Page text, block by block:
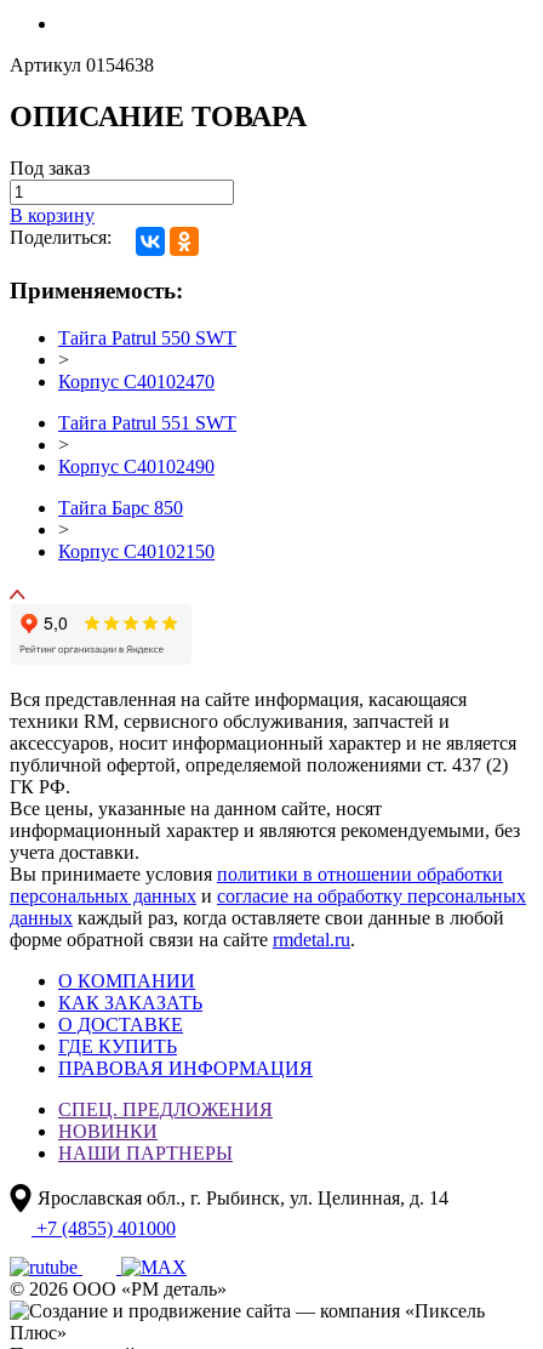
Артикул 0154638
ОПИСАНИЕ ТОВАРА
Под заказ
В корзину
Поделиться:
Применяемость:
Тайга Patrul 550 SWT
>
Корпус С40102470
Тайга Patrul 551 SWT
>
Корпус С40102490
Тайга Барс 850
>
Корпус С40102150
Вся представленная на сайте информация, касающаяся
техники RM, сервисного обслуживания, запчастей и
аксессуаров, носит информационный характер и не является
публичной офертой, определяемой положениями ст. 437 (2)
ГК РФ.
Все цены, указанные на данном сайте, носят
информационный характер и являются рекомендуемыми, без
учета доставки.
Вы принимаете условия политики в отношении обработки
персональных данных и согласие на обработку персональных
данных каждый раз, когда оставляете свои данные в любой
форме обратной связи на сайте rmdetal.ru.
О КОМПАНИИ
КАК ЗАКАЗАТЬ
О ДОСТАВКЕ
ГДЕ КУПИТЬ
ПРАВОВАЯ ИНФОРМАЦИЯ
СПЕЦ. ПРЕДЛОЖЕНИЯ
НОВИНКИ
НАШИ ПАРТНЕРЫ
Ярославская обл., г. Рыбинск, ул. Целинная, д. 14
+7 (4855) 401000
© 2026 ООО «РМ деталь»